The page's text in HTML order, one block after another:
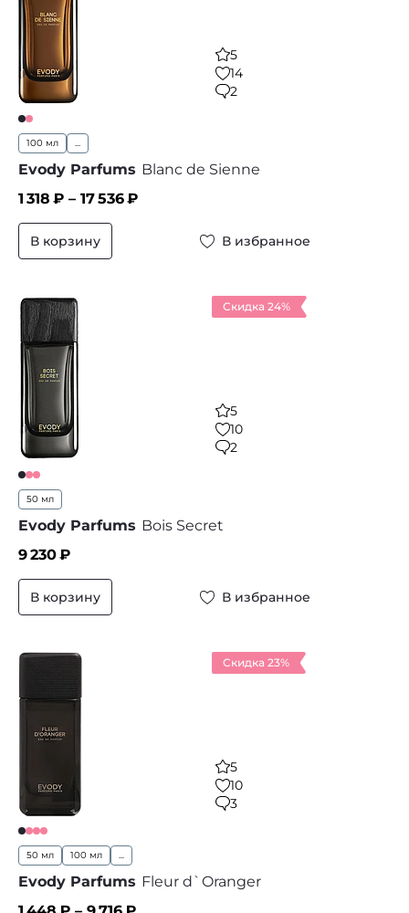
5
14
2
100 мл ...
Evody Parfums Blanc de Sienne
1 318 ₽ – 17 536₽
В корзину В избранное
Скидка 24%
5
10
2
50 мл
Evody Parfums Bois Secret
9 230₽
В корзину В избранное
Скидка 23%
5
10
3
50 мл 100 мл ...
Evody Parfums Fleur d`Oranger